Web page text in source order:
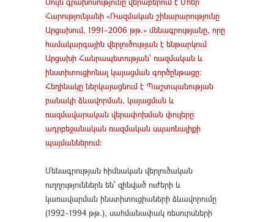
Հարությունյանի «Ռազմական շինարարությունը
Արցախում, 1991–2006 թթ.» մենագրությանը, որը
համակարգային վերլուծության է ենթարկում
Արցախի Հանրապետության՝ ռազմական և
ինստիտուցիոնալ կայացման գործընթացը։
Հեղինակը ներկայացնում է Պաշտպանության
բանակի ձևավորման, կայացման և
ռազմավարական վերափոխման փուլերը
ադրբեջանական ռազմական սպառնալիքի
պայմաններում։
Մենագրության հիմնական վերլուծական
ուղղություններն են՝ զինված ուժերի և
կառավարման ինստիտուցիաների ձևավորումը
(1992–1994 թթ.), սահմանափակ ռեսուրսների